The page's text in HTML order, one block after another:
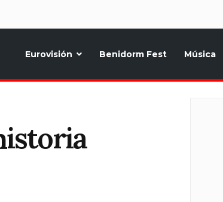
Eurovisión Benidorm Fest Música